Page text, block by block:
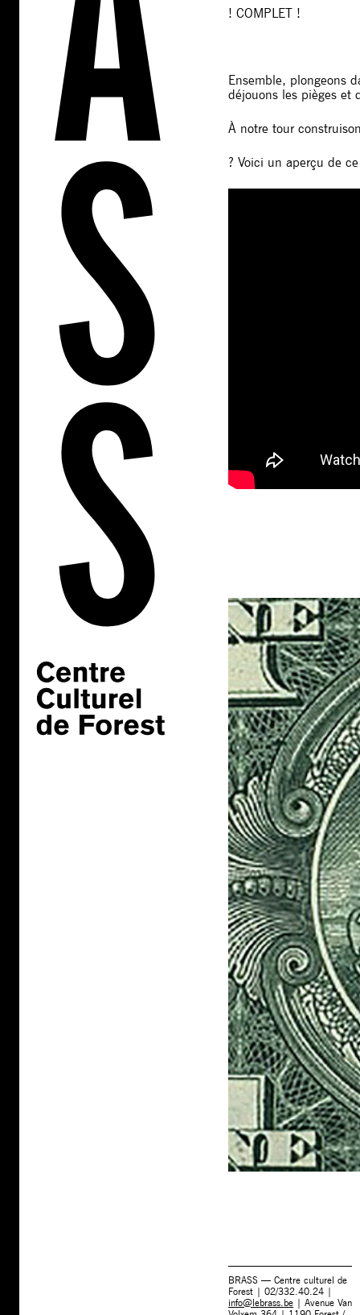
! COMPLET !
Ensemble, plongeons
déjouons les pièges et
À notre tour
? Voici un aperçu de
BRASS — Centre culturel de
Forest | 02/332.40.24 |
info@lebrass.be | Avenue Van